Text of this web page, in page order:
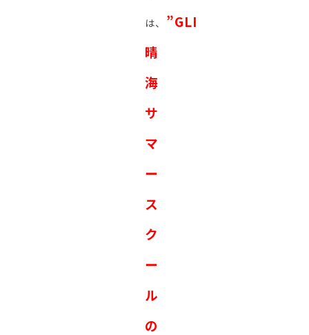
は、 ”GLI
晴
海
サ
マ
ー
ス
ク
ー
ル
の